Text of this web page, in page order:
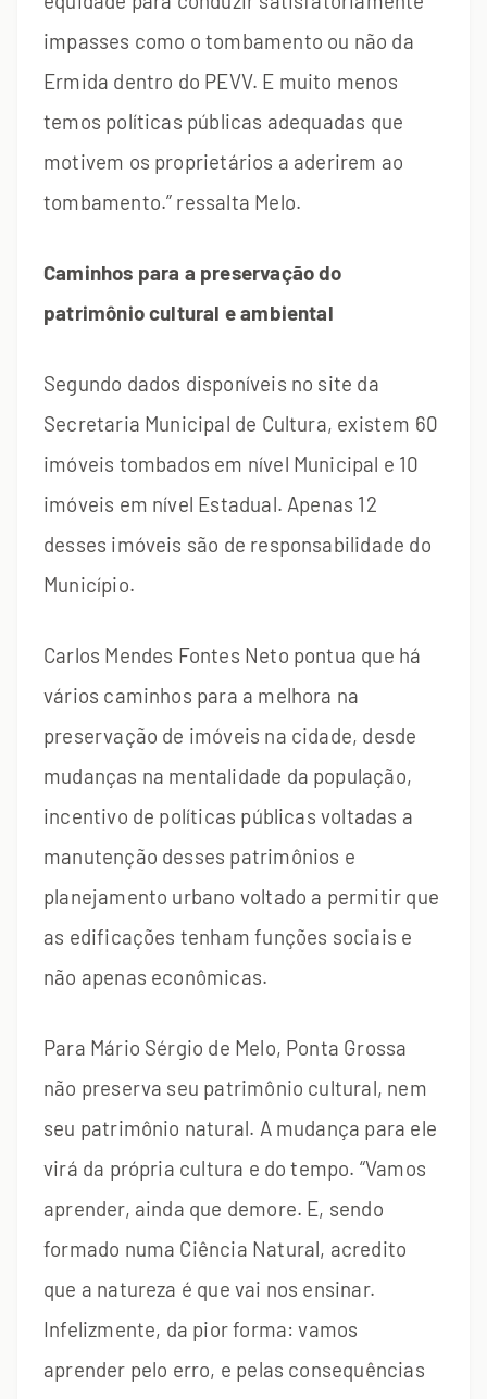
impasses como o tombamento ou não da
Ermida dentro do PEVV. E muito menos
temos políticas públicas adequadas que
motivem os proprietários a aderirem ao
tombamento.” ressalta Melo.
Caminhos para a preservação do
patrimônio cultural e ambiental
Segundo dados disponíveis no site da
Secretaria Municipal de Cultura, existem 60
imóveis tombados em nível Municipal e 10
imóveis em nível Estadual. Apenas 12
desses imóveis são de responsabilidade do
Município.
Carlos Mendes Fontes Neto pontua que há
vários caminhos para a melhora na
preservação de imóveis na cidade, desde
mudanças na mentalidade da população,
incentivo de políticas públicas voltadas a
manutenção desses patrimônios e
planejamento urbano voltado a permitir que
as edificações tenham funções sociais e
não apenas econômicas.
Para Mário Sérgio de Melo, Ponta Grossa
não preserva seu patrimônio cultural, nem
seu patrimônio natural. A mudança para ele
virá da própria cultura e do tempo. “Vamos
aprender, ainda que demore. E, sendo
formado numa Ciência Natural, acredito
que a natureza é que vai nos ensinar.
Infelizmente, da pior forma: vamos
aprender pelo erro, e pelas consequências